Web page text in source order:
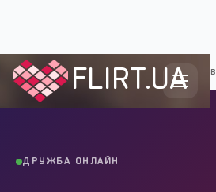
FLIRT.UA
Flirt.ua › Города Украины Николаев
ДРУЖБА ОНЛАЙН